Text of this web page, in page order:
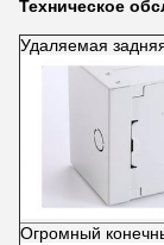
Техническое
Удаляемая
Огромный